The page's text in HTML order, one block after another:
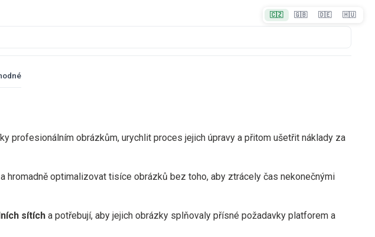
profesionálním obrázkům, urychlit proces jejich úpravy a přitom ušetřit náklady za
hromadně optimalizovat tisíce obrázků bez toho, aby ztrácely čas nekonečnými
sítích a potřebují, aby jejich obrázky splňovaly přísné požadavky platforem a
🇨🇿 🇬🇧 🇩🇪 🇭🇺